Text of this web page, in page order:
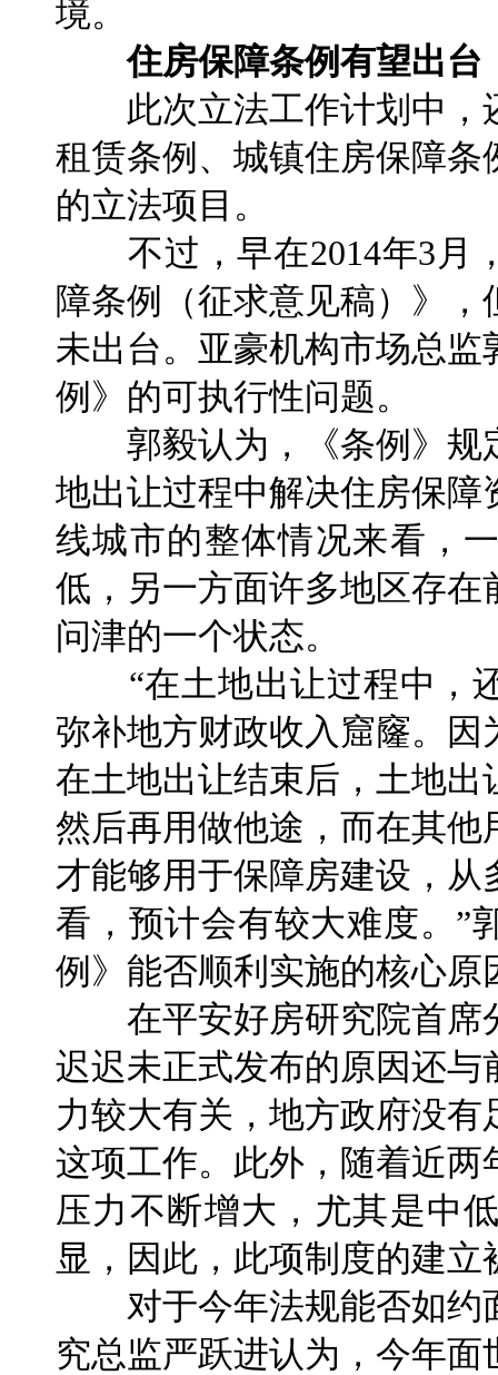
境。
住房保障条例有望出台
此次立法工作计划中，
租赁条例、城镇住房保障
的立法项目。
不过，早在2014年3月
障条例（征求意见稿）》
未出台。亚豪机构市场总
例》的可执行性问题。
郭毅认为，《条例》规
地出让过程中解决住房保
线城市的整体情况来看，
低，另一方面许多地区存
问津的一个状态。
“在土地出让过程中，
弥补地方财政收入窟窿。
在土地出让结束后，土地
然后再用做他途，而在其
才能够用于保障房建设，
看，预计会有较大难度。”
例》能否顺利实施的核心原
在平安好房研究院首席
迟迟未正式发布的原因还
力较大有关，地方政府没
这项工作。此外，随着近
压力不断增大，尤其是中
显，因此，此项制度的建立
对于今年法规能否如约
究总监严跃进认为，今年